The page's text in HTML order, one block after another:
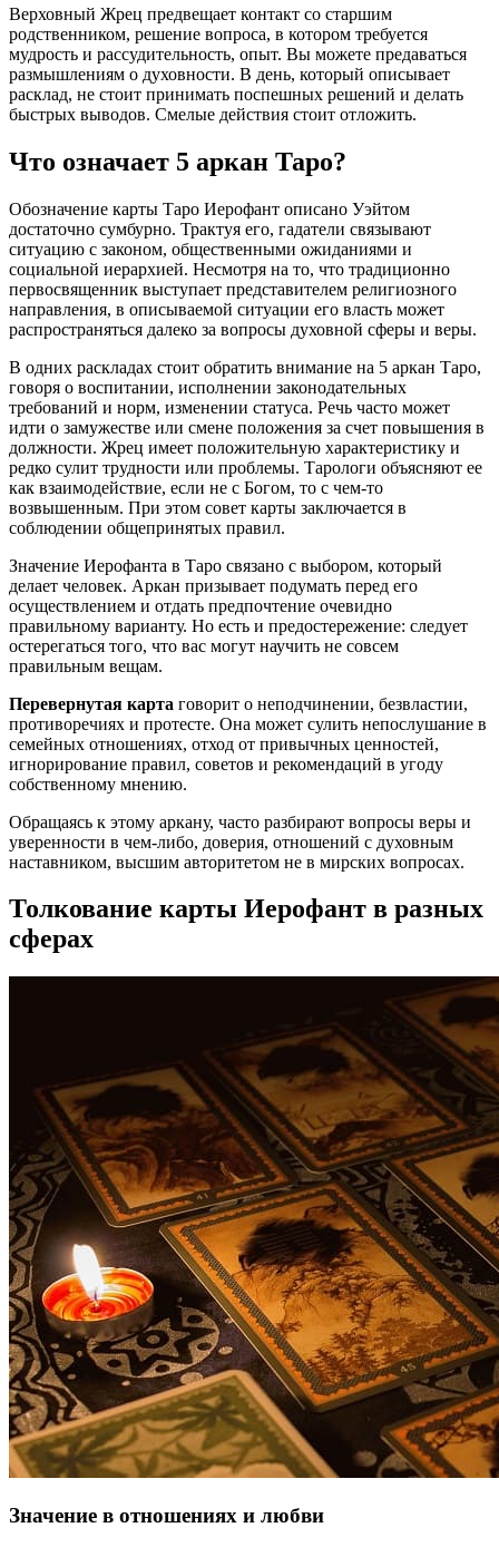
Верховный Жрец предвещает контакт со старшим
родственником, решение вопроса, в котором требуется
мудрость и рассудительность, опыт. Вы можете предаваться
размышлениям о духовности. В день, который описывает
расклад, не стоит принимать поспешных решений и делать
быстрых выводов. Смелые действия стоит отложить.
Что означает 5 аркан Таро?
Обозначение карты Таро Иерофант описано Уэйтом
достаточно сумбурно. Трактуя его, гадатели связывают
ситуацию с законом, общественными ожиданиями и
социальной иерархией. Несмотря на то, что традиционно
первосвященник выступает представителем религиозного
направления, в описываемой ситуации его власть может
распространяться далеко за вопросы духовной сферы и веры.
В одних раскладах стоит обратить внимание на 5 аркан Таро,
говоря о воспитании, исполнении законодательных
требований и норм, изменении статуса. Речь часто может
идти о замужестве или смене положения за счет повышения в
должности. Жрец имеет положительную характеристику и
редко сулит трудности или проблемы. Тарологи объясняют ее
как взаимодействие, если не с Богом, то с чем-то
возвышенным. При этом совет карты заключается в
соблюдении общепринятых правил.
Значение Иерофанта в Таро связано с выбором, который
делает человек. Аркан призывает подумать перед его
осуществлением и отдать предпочтение очевидно
правильному варианту. Но есть и предостережение: следует
остерегаться того, что вас могут научить не совсем
правильным вещам.
Перевернутая карта говорит о неподчинении, безвластии,
противоречиях и протесте. Она может сулить непослушание в
семейных отношениях, отход от привычных ценностей,
игнорирование правил, советов и рекомендаций в угоду
собственному мнению.
Обращаясь к этому аркану, часто разбирают вопросы веры и
уверенности в чем-либо, доверия, отношений с духовным
наставником, высшим авторитетом не в мирских вопросах.
Толкование карты Иерофант в разных
сферах
Значение в отношениях и любви